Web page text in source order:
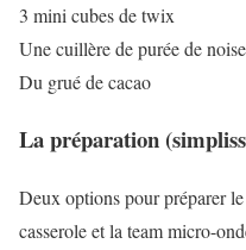
3 mini cubes de twix
Une cuillère de purée de
Du grué de cacao
La préparation
Deux options pour préparer
casserole et la team micro-